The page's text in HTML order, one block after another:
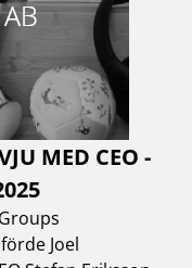
MED CEO -
Joel